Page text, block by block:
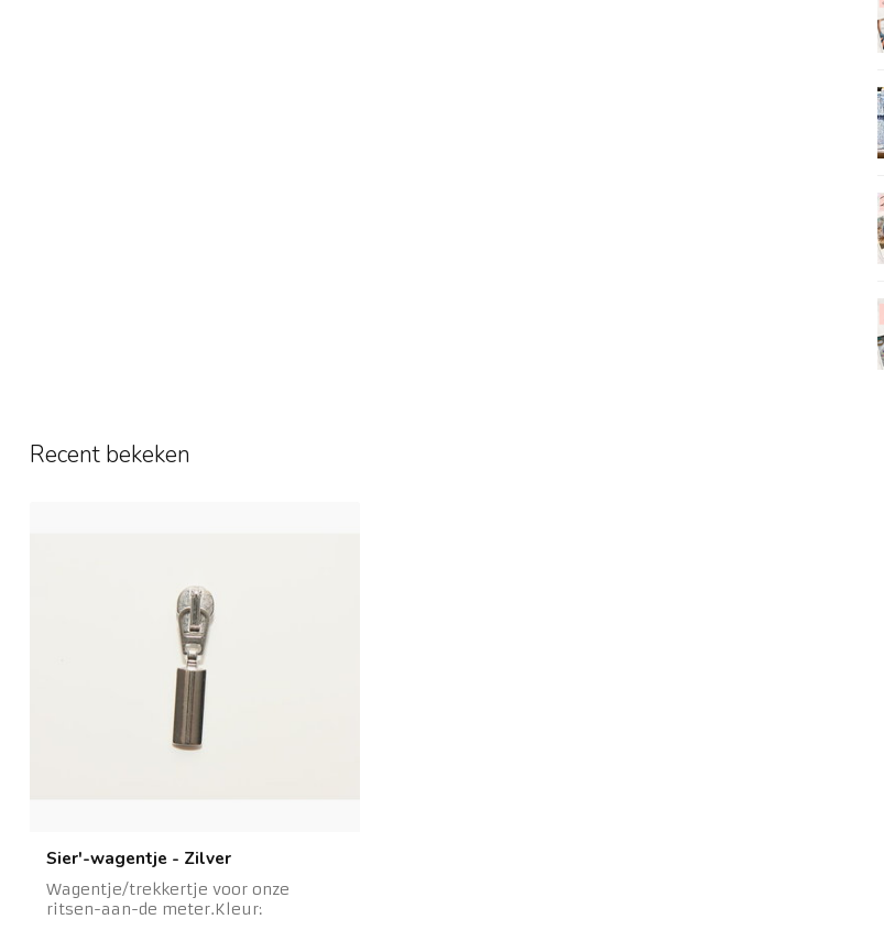
Recent bekeken
Sier'-wagentje - Zilver
Wagentje/trekkertje voor onze
ritsen-aan-de meter.Kleur: